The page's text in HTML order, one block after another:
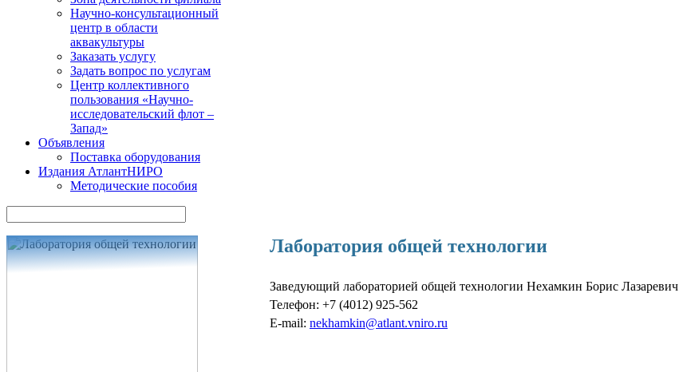
Научно-консультационный
центр в области
аквакультуры
Заказать услугу
Задать вопрос по услугам
Центр коллективного
пользования «Научно-
исследовательский флот –
Запад»
Объявления
Поставка оборудования
Издания АтлантНИРО
Методические пособия
Лаборатория общей технологии
Заведующий лабораторией общей технологии Нехамкин Борис Лазаревич
Телефон: +7 (4012) 925-562
E-mail: nekhamkin@atlant.vniro.ru